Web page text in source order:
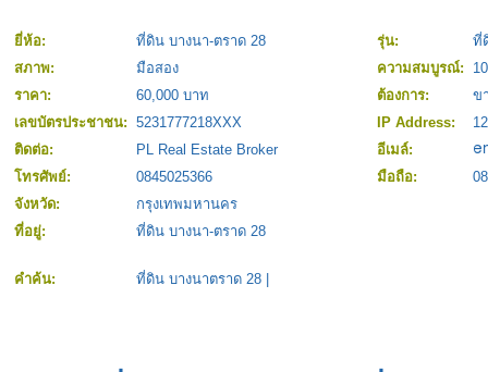
ยี่ห้อ: ที่ดิน บางนา-ตราด 28 รุ่น:
ที่
สภาพ:
มือสอง ความสมบูรณ์:
ราคา:
60,000 บาท ต้องการ:
ข
เลขบัตรประชาชน: 5231777218XXX IP Address:
ติดต่อ:
PL Real Estate Broker
อีเมล์:
โทรศัพย์:
0845025366 มือถือ:
จังหวัด:
กรุงเทพมหานคร
ที่อยู่:
ที่ดิน บางนา-ตราด 28
คำค้น: ที่ดิน บางนาตราด 28